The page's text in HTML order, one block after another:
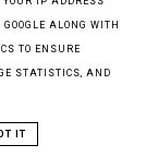
ALONG WITH
TO ENSURE
STATISTICS, AND
IT